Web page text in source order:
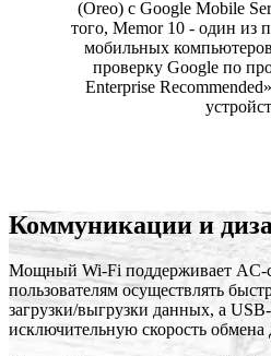
(Oreo) с Google Mobile
того, Memor 10 - один из
мобильных
проверку Google по
Enterprise
Коммуникации и
Мощный Wi-Fi поддерживает AC-
пользователям осуществлять
загрузки/выгрузки данных, а
исключительную скорость